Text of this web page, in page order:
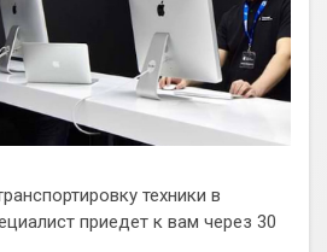
техники в
приедет к вам через 30